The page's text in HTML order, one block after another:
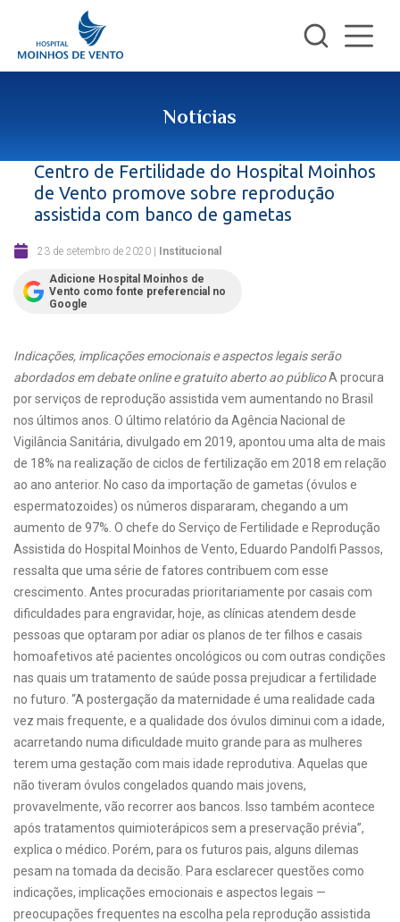
Notícias
Centro de Fertilidade do Hospital Moinhos
de Vento promove sobre reprodução
assistida com banco de gametas
23 de setembro de 2020 | Institucional
Adicione Hospital Moinhos de
Vento como fonte preferencial no
Google
Indicações, implicações emocionais e aspectos legais serão
abordados em debate online e gratuito aberto ao públicoA procura
por serviços de reprodução assistida vem aumentando no Brasil
nos últimos anos. O último relatório da Agência Nacional de
Vigilância Sanitária, divulgado em 2019, apontou uma alta de mais
de 18% na realização de ciclos de fertilização em 2018 em relação
ao ano anterior. No caso da importação de gametas (óvulos e
espermatozoides) os números dispararam, chegando a um
aumento de 97%. O chefe do Serviço de Fertilidade e Reprodução
Assistida do Hospital Moinhos de Vento, Eduardo Pandolfi Passos,
ressalta que uma série de fatores contribuem com esse
crescimento. Antes procuradas prioritariamente por casais com
dificuldades para engravidar, hoje, as clínicas atendem desde
pessoas que optaram por adiar os planos de ter filhos e casais
homoafetivos até pacientes oncológicos ou com outras condições
nas quais um tratamento de saúde possa prejudicar a fertilidade
no futuro. “A postergação da maternidade é uma realidade cada
vez mais frequente, e a qualidade dos óvulos diminui com a idade,
acarretando numa dificuldade muito grande para as mulheres
terem uma gestação com mais idade reprodutiva. Aquelas que
não tiveram óvulos congelados quando mais jovens,
provavelmente, vão recorrer aos bancos. Isso também acontece
após tratamentos quimioterápicos sem a preservação prévia”,
explica o médico. Porém, para os futuros pais, alguns dilemas
pesam na tomada da decisão. Para esclarecer questões como
indicações, implicações emocionais e aspectos legais —
preocupações frequentes na escolha pela reprodução assistida